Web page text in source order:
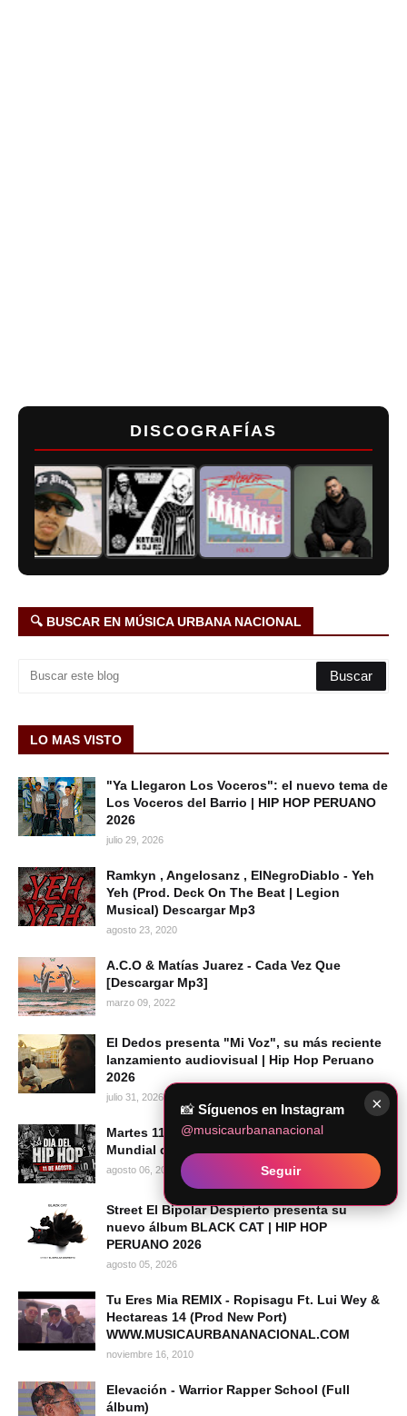
DISCOGRAFÍAS
🔍 BUSCAR EN MÚSICA URBANA NACIONAL
LO MAS VISTO
"Ya Llegaron Los Voceros": el nuevo tema de
Los Voceros del Barrio | HIP HOP PERUANO
2026
julio 29, 2026
Ramkyn , Angelosanz , ElNegroDiablo - Yeh
Yeh (Prod. Deck On The Beat | Legion
Musical) Descargar Mp3
agosto 23, 2020
A.C.O & Matías Juarez - Cada Vez Que
[Descargar Mp3]
marzo 09, 2022
El Dedos presenta "Mi Voz", su más reciente
lanzamiento audiovisual | Hip Hop Peruano
2026
julio 31, 2026
Martes 11 de agosto de 2026 se celebra el Día
Mundial del Hip Hop
agosto 06, 2026
Street El Bipolar Despierto presenta su
nuevo álbum BLACK CAT | HIP HOP
PERUANO 2026
agosto 05, 2026
Tu Eres Mia REMIX - Ropisagu Ft. Lui Wey &
Hectareas 14 (Prod New Port)
WWW.MUSICAURBANANACIONAL.COM
noviembre 16, 2010
Elevación - Warrior Rapper School (Full
álbum)
×
📸 Síguenos en Instagram
@musicaurbananacional
Seguir